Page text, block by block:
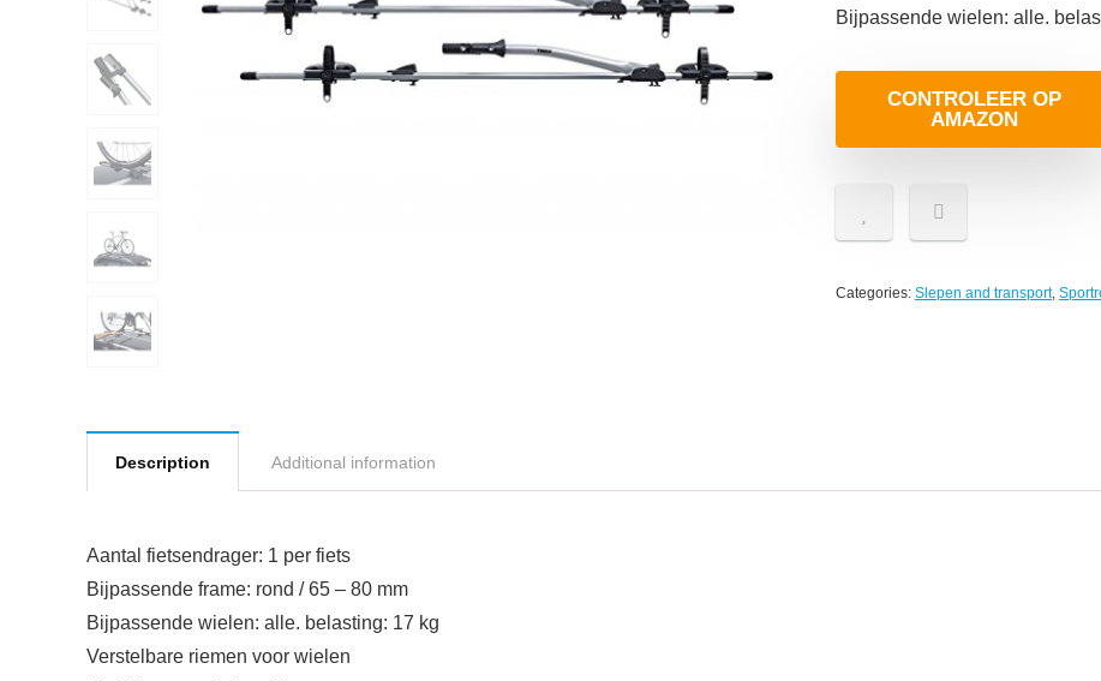
Bijpassende wielen: alle.
CONTROLEER OP
AMAZON
Categories: Slepen and transport,
Description Additional information
Aantal fietsendrager: 1 per fiets
Bijpassende frame: rond / 65 – 80 mm
Bijpassende wielen: alle. belasting: 17 kg
Verstelbare riemen voor wielen